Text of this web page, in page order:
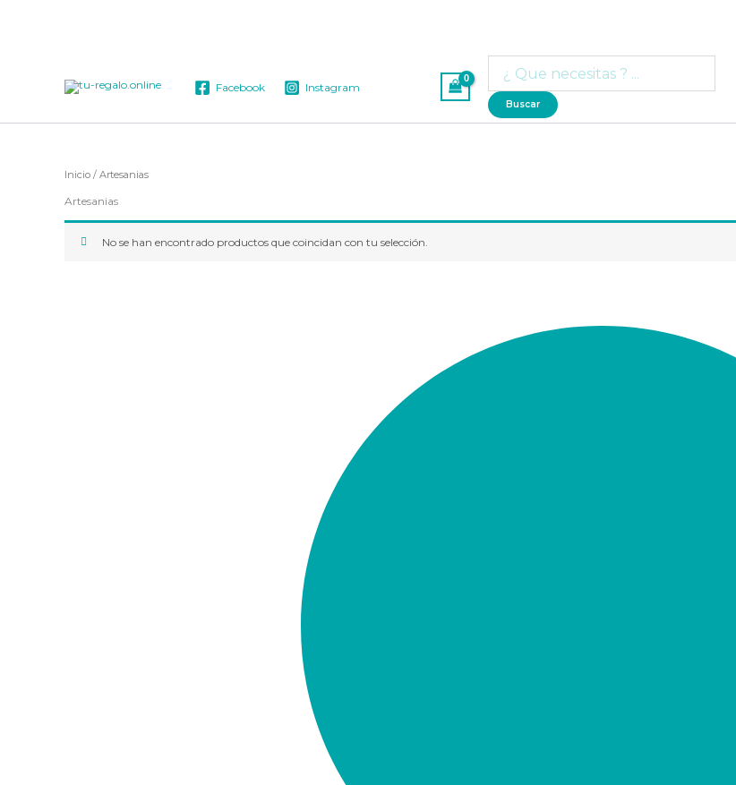
Facebook Instagram
Búsqueda
productos
Buscar
Inicio / Artesanias
Artesanias
No se han encontrado productos que coincidan con tu selección.